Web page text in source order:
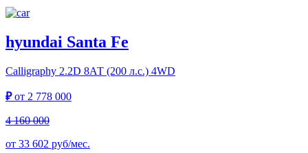
hyundai Santa Fe
Calligraphy 2.2D 8АТ (200 л.с.) 4WD
₽от 2 778 000
4 160 000
от 33 602 руб/мес.